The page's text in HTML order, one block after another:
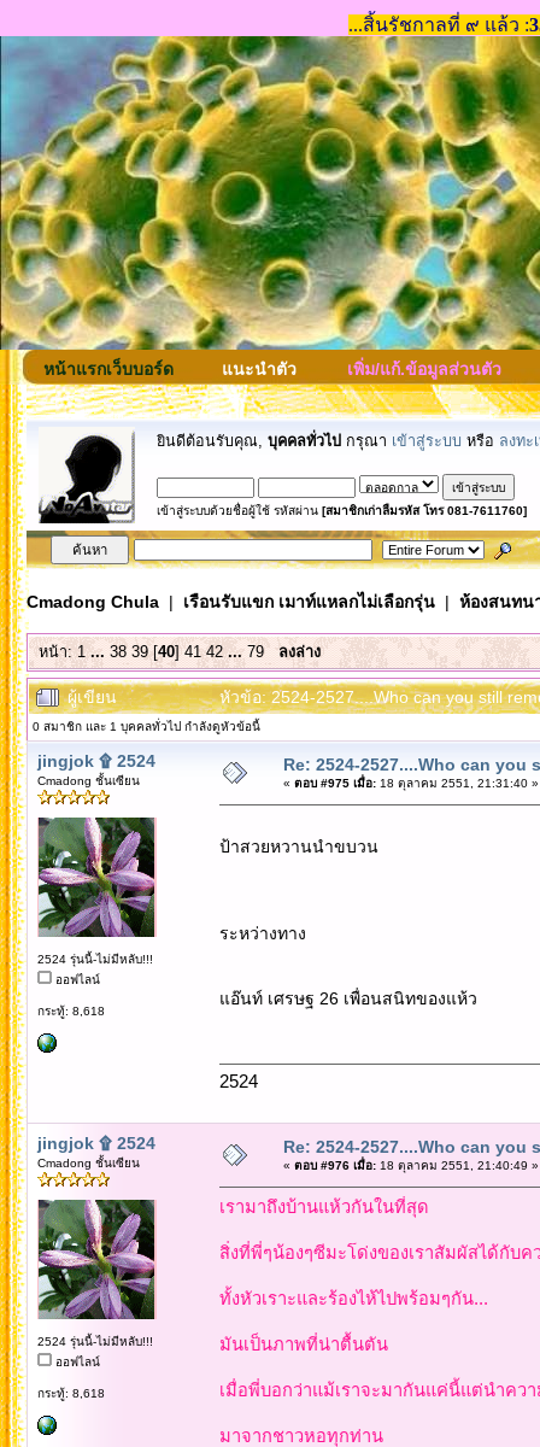
หน้าแรกเว็บบอร์ด แนะนำตัว เพิ่ม/แก้.ข้อมูลส่วนตัว
ยินดีต้อนรับคุณ, บุคคลทั่วไป กรุณา เข้าสู่ระบบ หรือ ลงทะ
เข้าสู่ระบบด้วยชื่อผู้ใช้ รหัสผ่าน [สมาชิกเก่าลืมรหัส โทร 081-7611760]
Cmadong Chula| เรือนรับแขก เมาท์แหลกไม่เลือกรุ่น| ห้องสนทน
หน้า:1 ... 38 39[40]41 42 ...79 ลงล่าง
ผู้เขียน หัวข้อ: 2524-2527....Who can you still
0 สมาชิก และ 1 บุคคลทั่วไป กำลังดูหัวข้อนี้
jingjok ۩ 2524
Cmadong ชั้นเซียน
2524 รุ่นนี้-ไม่มีหลับ!!!
ออฟไลน์
กระทู้: 8,618
Re: 2524-2527....Who can you
« ตอบ #975 เมื่อ:18 ตุลาคม 2551, 21:31:40 »
ป้าสวยหวานนำขบวน
ระหว่างทาง
แอ๊นท์ เศรษฐ 26 เพื่อนสนิทของแห้ว
2524
jingjok ۩ 2524
Cmadong ชั้นเซียน
2524 รุ่นนี้-ไม่มีหลับ!!!
ออฟไลน์
กระทู้: 8,618
Re: 2524-2527....Who can you
« ตอบ #976 เมื่อ:18 ตุลาคม 2551, 21:40:49 »
เรามาถึงบ้านแห้วกันในที่สุด
สิ่งที่พี่ๆน้องๆซีมะโด่งของเราสัมผัสได้กับ
ทั้งหัวเราะและร้องไห้ไปพร้อมๆกัน...
มันเป็นภาพที่น่าตื้นตัน
เมื่อพี่บอกว่าแม้เราจะมากันแค่นี้แต่นำคว
มาจากชาวหอทุกท่าน